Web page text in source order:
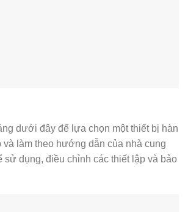
dưới đây để lựa chọn một thiết bị hàn
làm theo hướng dẫn của nhà cung
dụng, điều chỉnh các thiết lập và bảo